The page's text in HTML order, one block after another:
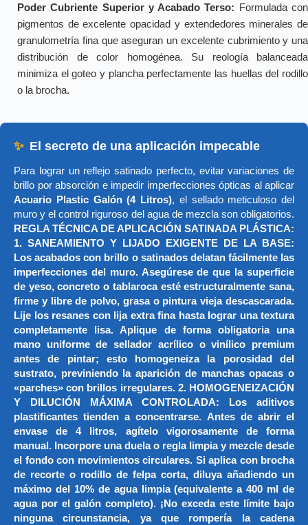
Poder Cubriente Superior y Acabado Terso: Formulada con
pigmentos de excelente opacidad y extendedores minerales de
granulometría fina que aseguran un excelente cubrimiento y una
distribución de color homogénea. Su reología balanceada
minimiza el goteo y plancha perfectamente las huellas del rodillo
o la brocha.
✨ El secreto de una aplicación impecable
Para lograr un reflejo satinado perfecto, evitar variaciones de
brillo por absorción e impedir imperfecciones ópticas al aplicar
Acuario Plastic Galón (4 Litros), el sellado meticuloso del
muro y el control riguroso del agua de mezcla son obligatorios.
REGLA TÉCNICA DE APLICACIÓN SATINADA PLÁSTICA:
1. SANEAMIENTO Y LIJADO EXIGENTE DE LA BASE:
Los acabados con brillo o satinados delatan fácilmente las
imperfecciones del muro. Asegúrese de que la superficie
de yeso, concreto o tablaroca esté estructuralmente sana,
firme y libre de polvo, grasa o pintura vieja descascarada.
Lije los resanes con lija extra fina hasta lograr una textura
completamente lisa. Aplique de forma obligatoria una
mano uniforme de sellador acrílico o vinílico premium
antes de pintar; esto homogeneiza la porosidad del
sustrato, previniendo la aparición de manchas opacas o
«parches» con brillos irregulares. 2. HOMOGENEIZACIÓN
Y DILUCIÓN MÁXIMA CONTROLADA: Los aditivos
plastificantes tienden a concentrarse. Antes de abrir el
envase de 4 litros, agítelo vigorosamente de forma
manual. Incorpore una duela o regla limpia y mezcle desde
el fondo con movimientos circulares. Si aplica con brocha
de recorte o rodillo de felpa corta, diluya añadiendo un
máximo del 10% de agua limpia (equivalente a 400 ml de
agua por el galón completo). ¡No exceda este límite bajo
ninguna circunstancia, ya que rompería la cadena